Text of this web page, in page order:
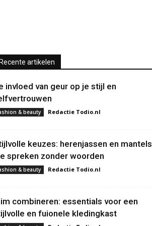
Recente artikelen
invloed van geur op je stijl en
& beauty Redactie Todio.nl
keuzes: herenjassen en mantels
spreken zonder woorden
& beauty Redactie Todio.nl
combineren: essentials voor een
en fuionele kledingkast